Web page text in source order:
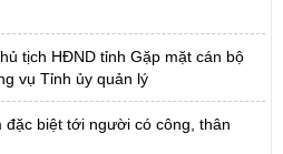
tịch HĐND tỉnh Gặp mặt cán bộ
vụ Tỉnh ủy quản lý
đặc biệt tới người có công, thân